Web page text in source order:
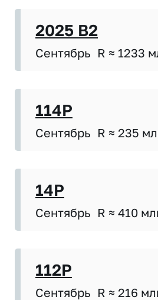
2025 B2
Сентябрь R ≈ 1233
114P
Сентябрь R ≈ 235
14P
Сентябрь R ≈ 410
112P
Сентябрь R ≈ 216